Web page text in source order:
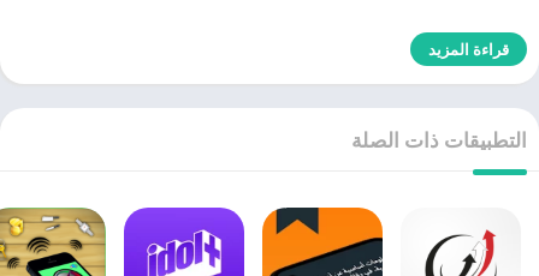
قراءة المزيد
التطبيقات ذات الصلة